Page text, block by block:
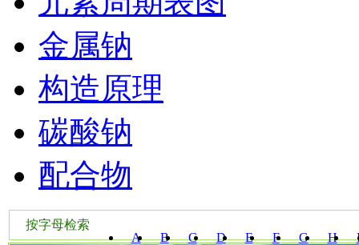
金属钠
构造原理
碳酸钠
配合物
按字母检索
A
B C D E F G H